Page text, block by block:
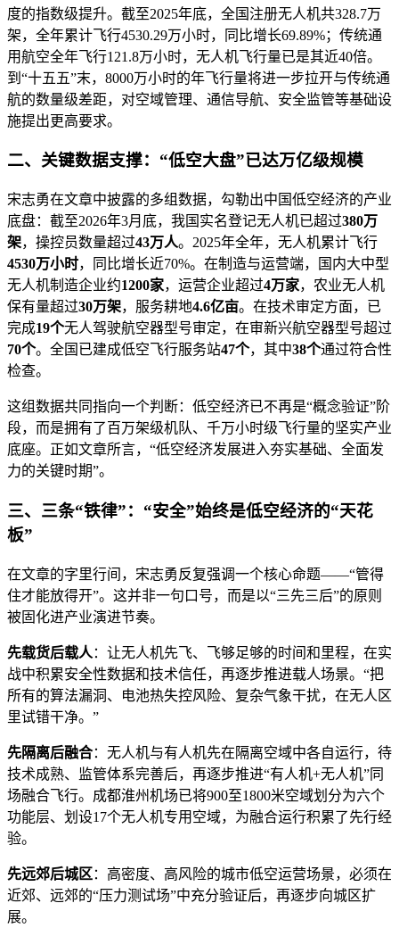
度的指数级提升。截至2025年底，全国注册无人机共328.7万
架，全年累计飞行4530.29万小时，同比增长69.89%；传统通
用航空全年飞行121.8万小时，无人机飞行量已是其近40倍。
到“十五五”末，8000万小时的年飞行量将进一步拉开与传统通
航的数量级差距，对空域管理、通信导航、安全监管等基础设
施提出更高要求。
二、关键数据支撑：“低空大盘”已达万亿级规模
宋志勇在文章中披露的多组数据，勾勒出中国低空经济的产业
底盘：截至2026年3月底，我国实名登记无人机已超过380万
架，操控员数量超过43万人。2025年全年，无人机累计飞行
4530万小时，同比增长近70%。在制造与运营端，国内大中型
无人机制造企业约1200家，运营企业超过4万家，农业无人机
保有量超过30万架，服务耕地4.6亿亩。在技术审定方面，已
完成19个无人驾驶航空器型号审定，在审新兴航空器型号超过
70个。全国已建成低空飞行服务站47个，其中38个通过符合性
检查。
这组数据共同指向一个判断：低空经济已不再是“概念验证”阶
段，而是拥有了百万架级机队、千万小时级飞行量的坚实产业
底座。正如文章所言，“低空经济发展进入夯实基础、全面发
力的关键时期”。
三、三条“铁律”：“安全”始终是低空经济的“天花
板”
在文章的字里行间，宋志勇反复强调一个核心命题——“管得
住才能放得开”。这并非一句口号，而是以“三先三后”的原则
被固化进产业演进节奏。
先载货后载人 ：让无人机先飞、飞够足够的时间和里程，在实
战中积累安全性数据和技术信任，再逐步推进载人场景。“把
所有的算法漏洞、电池热失控风险、复杂气象干扰，在无人区
里试错干净。”
先隔离后融合：无人机与有人机先在隔离空域中各自运行，待
技术成熟、监管体系完善后，再逐步推进“有人机+无人机”同
场融合飞行。成都淮州机场已将900至1800米空域划分为六个
功能层、划设17个无人机专用空域，为融合运行积累了先行经
验。
先远郊后城区 ：高密度、高风险的城市低空运营场景，必须在
近郊、远郊的“压力测试场”中充分验证后，再逐步向城区扩
展。